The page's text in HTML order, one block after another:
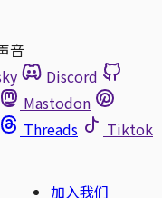
音
Discord
Mastodon
Threads
Tiktok
加入我们